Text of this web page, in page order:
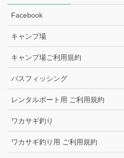
Facebook
キャンプ場
キャンプ場ご利用規約
バスフィッシング
レンタルボート用 ご利用規約
ワカサギ釣り
ワカサギ釣り用 ご利用規約